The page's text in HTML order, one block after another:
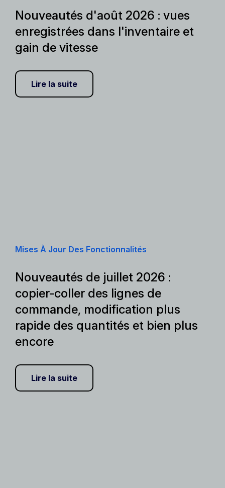
Nouveautés d'août 2026 : vues
enregistrées dans l'inventaire et
gain de vitesse
Lire la suite
Mises À Jour Des Fonctionnalités
Nouveautés de juillet 2026 :
copier-coller des lignes de
commande, modification plus
rapide des quantités et bien plus
encore
Lire la suite